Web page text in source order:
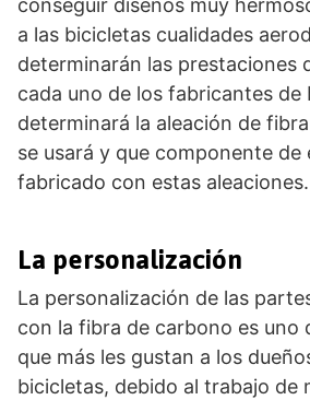
conseguir diseños muy
a las bicicletas cualidades
determinarán las prestaciones
cada uno de los fabricantes de
determinará la aleación de
se usará y que componente de
fabricado con estas aleaciones.
La personalización
La personalización de las
con la fibra de carbono es uno
que más les gustan a los
bicicletas, debido al trabajo de